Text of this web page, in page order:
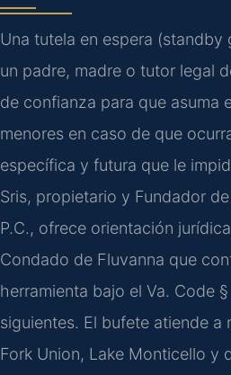
Una tutela en espera (standby
un padre, madre o tutor legal
de confianza para que asuma
menores en caso de que
específica y futura que le
Sris, propietario y Fundador
P.C., ofrece orientación
Condado de Fluvanna que
herramienta bajo el Va. Code
siguientes. El bufete atiende a
Fork Union, Lake Monticello y